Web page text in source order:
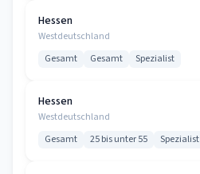
Hessen
Westdeutschland
Gesamt Gesamt Spezialist
Hessen
Westdeutschland
Gesamt 25 bis unter 55 Spezialist